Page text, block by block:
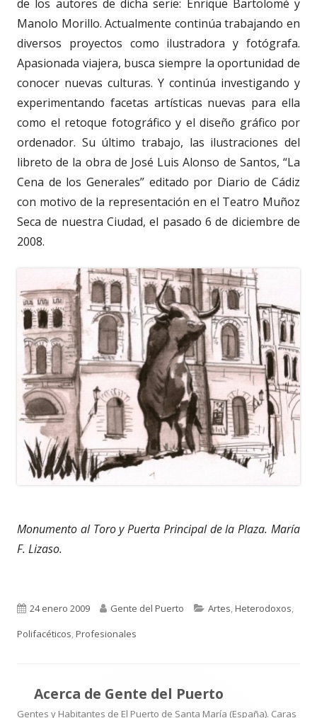
de los autores de dicha serie: Enrique Bartolomé y
Manolo Morillo. Actualmente continúa trabajando en
diversos proyectos como ilustradora y fotógrafa.
Apasionada viajera, busca siempre la oportunidad de
conocer nuevas culturas. Y continúa investigando y
experimentando facetas artísticas nuevas para ella
como el retoque fotográfico y el diseño gráfico por
ordenador. Su último trabajo, las ilustraciones del
libreto de la obra de José Luis Alonso de Santos, “La
Cena de los Generales” editado por Diario de Cádiz
con motivo de la representación en el Teatro Muñoz
Seca de nuestra Ciudad, el pasado 6 de diciembre de
2008.
Monumento al Toro y Puerta Principal de la Plaza. María
F. Lizaso.
Publicado
el
24 enero 2009 Autor
Gente del Puerto Categorías
Artes Heterodoxos
Polifacéticos Profesionales
Acerca de Gente del Puerto
Gentes y Habitantes de El Puerto de Santa María (España). Caras